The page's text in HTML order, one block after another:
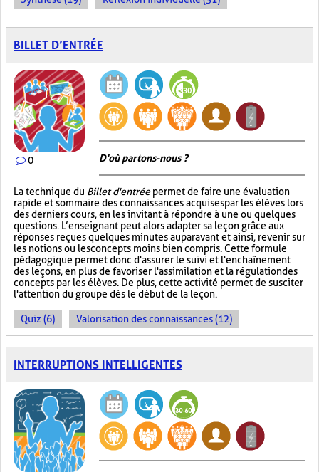
BILLET D’ENTRÉE
0 D'où partons-nous ?
La technique du Billet d'entréepermet de faire une évaluation
rapide et sommaire des connaissances acquises par les élèves lors
des derniers cours, en les invitant à répondre à une ou quelques
questions. L’enseignant peut alors adapter sa leçon grâce aux
réponses reçues quelques minutes auparavant et ainsi, revenir sur
les notions ou les concepts moins bien compris. Cette formule
pédagogique permet donc d'assurer le suivi et l'enchaînement
des leçons, en plus de favoriser l'assimilation et la régulation des
concepts par les élèves. De plus, cette activité permet de susciter
l'attention du groupe dès le début de la leçon.
Quiz (6) Valorisation des connaissances (12)
INTERRUPTIONS INTELLIGENTES